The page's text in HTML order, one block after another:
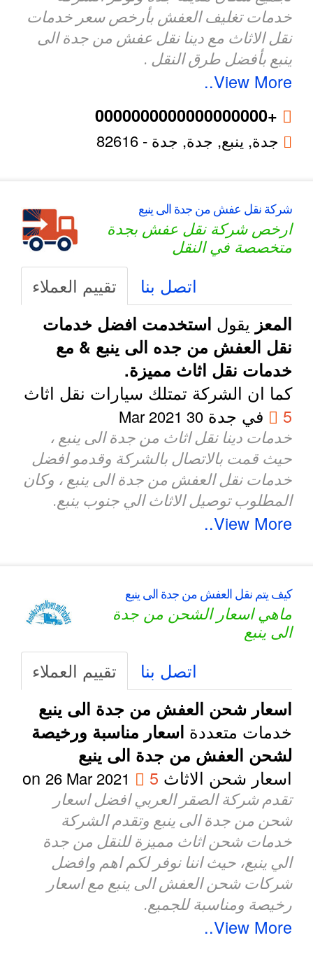
خدمات تغليف العفش بأرخص سعر خدمات
نقل الاثاث مع دينا نقل عفش من جدة الى
ينبع بأفضل طرق النقل .
View More..
+0000000000000000000
جدة, ينبع,جدة,جدة-
82616
شركة نقل عفش من جدة الى ينبع
ارخص شركة نقل عفش بجدة
متخصصة في النقل
تقييم العملاء اتصل بنا
المعزيقولاستخدمت افضل خدمات
نقل العفش من جده الى ينبع & مع
خدمات نقل اثاث مميزة.
كما ان الشركة تمتلك سيارات نقل اثاث
في جدة30 Mar 2021
خدمات دينا نقل اثاث من جدة الى ينبع ،
حيث قمت بالاتصال بالشركة وقدمو افضل
خدمات نقل العفش من جدة الى ينبع ، وكان
المطلوب توصيل الاثاث الي جنوب ينبع.
View More..
كيف يتم نقل العفش من جدة الى ينبع
ماهي اسعار الشحن من جدة
الى ينبع
تقييم العملاء اتصل بنا
اسعار شحن العفش من جدة الى ينبع
خدمات متعددةاسعار مناسبة ورخيصة
لشحن العفش من جدة الى ينبع
اسعار شحن الاثاث5
26 Mar 2021
تقدم شركة الصقر العربي افضل اسعار
شحن من جدة الى ينبع وتقدم الشركة
خدمات شحن اثاث مميزة للنقل من جدة
الي ينبع، حيث اننا نوفر لكم اهم وافضل
شركات شحن العفش الى ينبع مع اسعار
رخيصة ومناسبة للجميع.
View More..